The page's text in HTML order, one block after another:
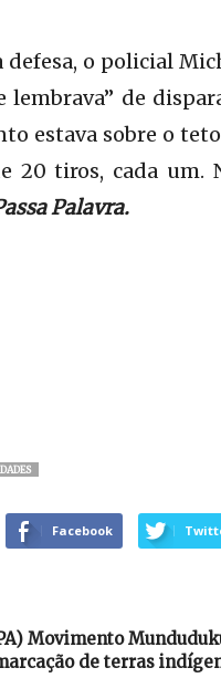
defesa, o policial
lembrava” de
estava sobre o
20 tiros, cada um.
Palavra.
Facebook
Movimento
de terras